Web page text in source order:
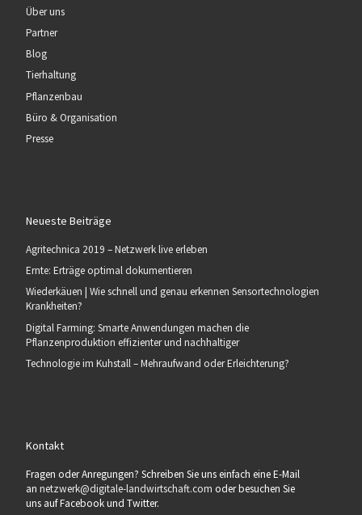
Über uns
Partner
Blog
Tierhaltung
Pflanzenbau
Büro & Organisation
Presse
Neueste Beiträge
Agritechnica 2019 – Netzwerk live erleben
Ernte: Erträge optimal dokumentieren
Wiederkäuen | Wie schnell und genau erkennen Sensortechnologien
Krankheiten?
Digital Farming: Smarte Anwendungen machen die
Pflanzenproduktion effizienter und nachhaltiger
Technologie im Kuhstall – Mehraufwand oder Erleichterung?
Kontakt
Fragen oder Anregungen? Schreiben Sie uns einfach eine E-Mail
an netzwerk@digitale-landwirtschaft.com oder besuchen Sie
uns auf Facebook und Twitter.